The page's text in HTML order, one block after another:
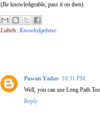
(Be knowledgeable, pass it on then)
Labels: Knowledgebase
Pawan Yadav 10:31 PM
Well, you can use Long Path
Reply